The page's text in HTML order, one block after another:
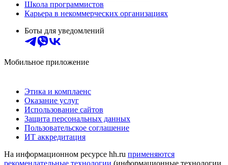
Школа программистов
Карьера в некоммерческих организациях
Боты для уведомлений
Мобильное приложение
Этика и комплаенс
Оказание услуг
Использование сайтов
Защита персональных данных
Пользовательское соглашение
ИТ аккредитация
На информационном ресурсе hh.ru применяются
рекомендательные технологии (информационные технологии